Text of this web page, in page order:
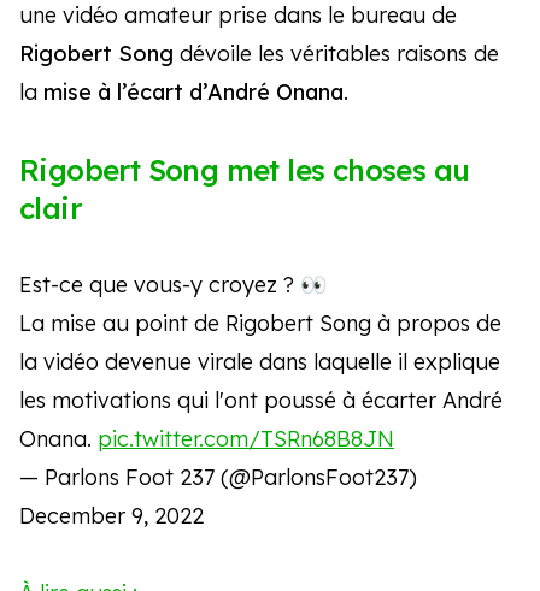
une vidéo amateur prise dans le bureau de
Rigobert Song dévoile les véritables raisons de
la mise à l’écart d’André Onana.
Rigobert Song met les choses au
clair
Est-ce que vous-y croyez ? 👀
La mise au point de Rigobert Song à propos de
la vidéo devenue virale dans laquelle il explique
les motivations qui l'ont poussé à écarter André
Onana. pic.twitter.com/TSRn68B8JN
— Parlons Foot 237 (@ParlonsFoot237)
December 9, 2022